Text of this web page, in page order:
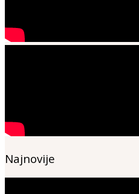
Najnovije